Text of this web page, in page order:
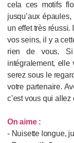
cela ces motifs
jusqu’aux
un effet très réussi.
vos seins, il y a
rien de vous.
intégralement, elle
serez sous le
votre partenaire.
c’est vous qui
On aime :
- Nuisette longue,